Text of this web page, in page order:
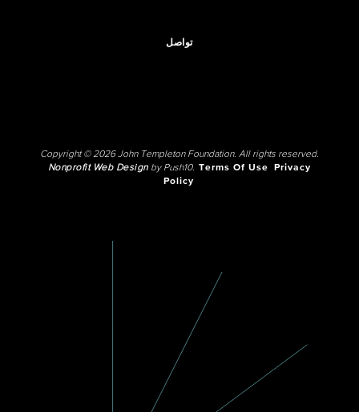
تواصل
Copyright © 2026 John Templeton Foundation. All rights reserved.
Nonprofit Web Designby Push10. Terms Of Use
Privacy
Policy